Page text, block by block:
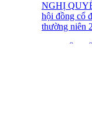
NGHỊ
hội đồng cổ
thường niên